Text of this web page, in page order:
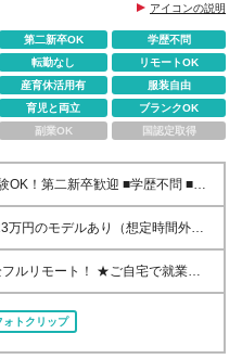
アイコンの説明
第二新卒OK
学歴不問
転勤なし
リモートOK
産育休活用有
服装自由
育児と両立
ブランクOK
副業OK 国認定取得
OK！第二新卒歓迎 ■学歴不問 ■営
・カスタマーサポートなど、顧客
回2ヵ月、
用あり
円のモデルあり（想定時間外手
★半年に一度ドカンと支給のボー
万円） 月給25万円〜＋
ルにより月給
ルリモート！ ★ご自宅で就業い
東京都
住友不動産大崎ツインビル東館
・湘南新宿ライン・りんかい線
東急池上線 「五反田
ォトクリップ